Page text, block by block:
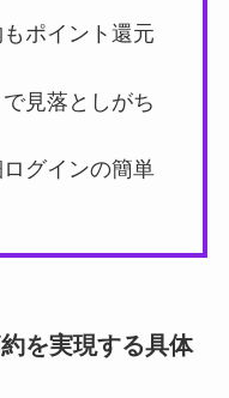
ポイント還元
見落としがち
グインの簡単
を実現する具体